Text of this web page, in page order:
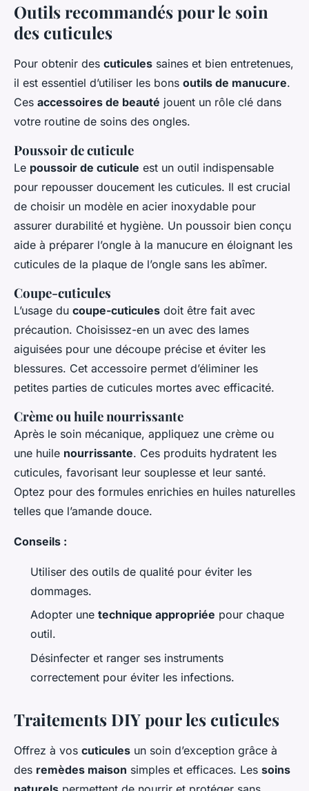
Outils recommandés pour le soin
des cuticules
Pour obtenir des cuticules saines et bien entretenues,
il est essentiel d’utiliser les bons outils de manucure.
Ces accessoires de beauté jouent un rôle clé dans
votre routine de soins des ongles.
Poussoir de cuticule
Le poussoir de cuticule est un outil indispensable
pour repousser doucement les cuticules. Il est crucial
de choisir un modèle en acier inoxydable pour
assurer durabilité et hygiène. Un poussoir bien conçu
aide à préparer l’ongle à la manucure en éloignant les
cuticules de la plaque de l’ongle sans les abîmer.
Coupe-cuticules
L’usage du coupe-cuticules doit être fait avec
précaution. Choisissez-en un avec des lames
aiguisées pour une découpe précise et éviter les
blessures. Cet accessoire permet d’éliminer les
petites parties de cuticules mortes avec efficacité.
Crème ou huile nourrissante
Après le soin mécanique, appliquez une crème ou
une huile nourrissante. Ces produits hydratent les
cuticules, favorisant leur souplesse et leur santé.
Optez pour des formules enrichies en huiles naturelles
telles que l’amande douce.
Conseils :
Utiliser des outils de qualité pour éviter les
dommages.
Adopter une technique appropriée pour chaque
outil.
Désinfecter et ranger ses instruments
correctement pour éviter les infections.
Traitements DIY pour les cuticules
Offrez à vos cuticules un soin d’exception grâce à
des remèdes maison simples et efficaces. Les soins